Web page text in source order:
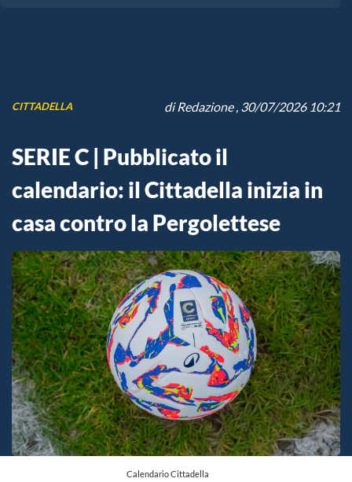
CITTADELLA diRedazione, 30/07/2026 10:21
SERIE C | Pubblicato il
calendario: il Cittadella inizia in
casa contro la Pergolettese
Calendario Cittadella